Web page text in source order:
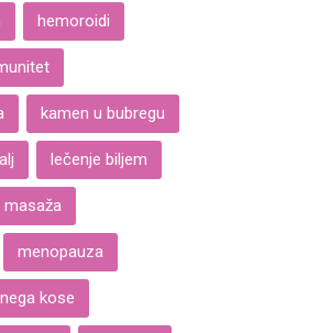
hemoroidi
kamen u bubregu
lečenje biljem
masaža
menopauza
nega kose